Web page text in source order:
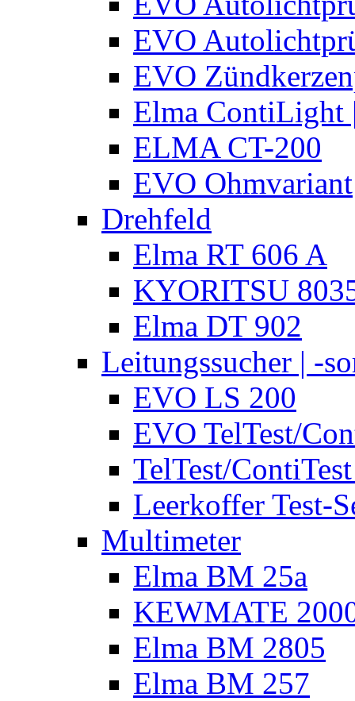
EVO
EVO
Elma ContiLight
ELMA CT-200
EVO Ohmvariant
Drehfeld
Elma RT 606 A
KYORITSU
Elma DT 902
Leitungssucher | -
EVO LS 200
EVO TelTest/
TelTest/
Leerkoffer Test-
Multimeter
Elma BM 25a
KEWMATE
Elma BM 2805
Elma BM 257